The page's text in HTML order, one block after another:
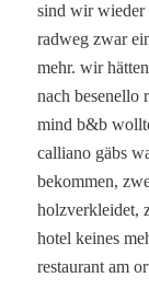
sind wir wieder
radweg zwar
mehr. wir
nach besenello
mind b&b
calliano gäbs
bekommen,
holzverkleidet,
hotel keines
restaurant am